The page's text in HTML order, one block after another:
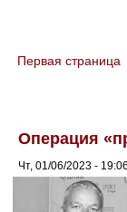
You are here
Первая страница
Операция
Чт, 01/06/2023 - 19:06